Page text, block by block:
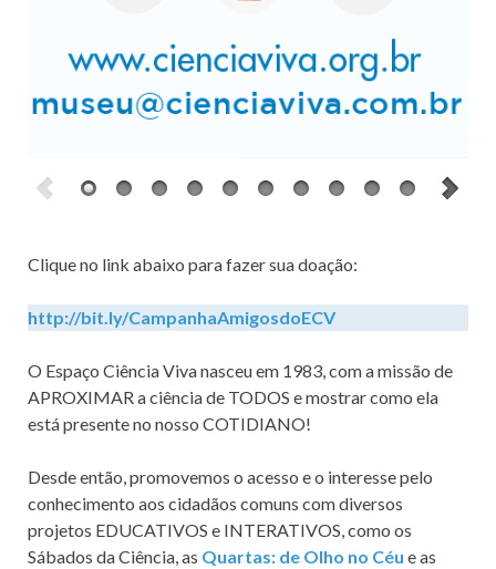
Clique no link abaixo para fazer sua doação:
http://bit.ly/CampanhaAmigosdoECV
O Espaço Ciência Viva nasceu em 1983, com a missão de
APROXIMAR a ciência de TODOS e mostrar como ela
está presente no nosso COTIDIANO!
Desde então, promovemos o acesso e o interesse pelo
conhecimento aos cidadãos comuns com diversos
projetos EDUCATIVOS e INTERATIVOS, como os
Sábados da Ciência, as Quartas: de Olho no Céu e as